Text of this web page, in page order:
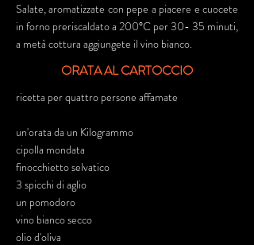
Salate, aromatizzate con pepe a piacere e cuocete
in forno preriscaldato a 200°C per 30- 35 minuti,
a metà cottura aggiungete il vino bianco.
ORATA AL CARTOCCIO
ricetta per quattro persone affamate
un'orata da un Kilogrammo
cipolla mondata
finocchietto selvatico
3 spicchi di aglio
un pomodoro
vino bianco secco
olio d'oliva